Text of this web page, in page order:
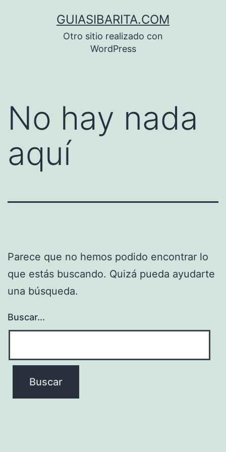
GUIASIBARITA.COM
Otro sitio realizado con
WordPress
No hay nada
aquí
Parece que no hemos podido encontrar lo
que estás buscando. Quizá pueda ayudarte
una búsqueda.
Buscar...